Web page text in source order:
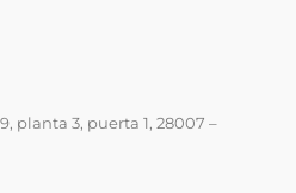
planta 3, puerta 1, 28007 –